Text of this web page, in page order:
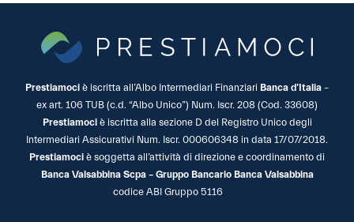
Prestiamoci è iscritta all’Albo Intermediari Finanziari Banca d’Italia –
ex art. 106 TUB (c.d. “Albo Unico”) Num. Iscr. 208 (Cod. 33608)
Prestiamociè iscritta alla sezione D del Registro Unico degli
Intermediari Assicurativi Num. Iscr. 000606348 in data 17/07/2018.
Prestiamoci è soggetta all’attività di direzione e coordinamento di
Banca Valsabbina Scpa – Gruppo Bancario Banca Valsabbina
codice ABI Gruppo 5116